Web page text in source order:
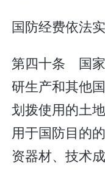
国防经费依法
第四十条 国家
研生产和其他
划拨使用的土
用于国防目的
资器材、技术